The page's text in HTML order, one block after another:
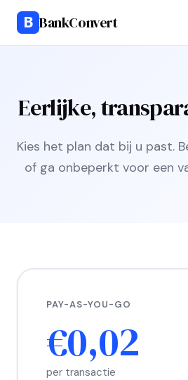
B BankConvert
Eerlijke,
Kies het plan dat bij u past.
of ga onbeperkt voor een
PAY-AS-YOU-GO
€0,02
per transactie